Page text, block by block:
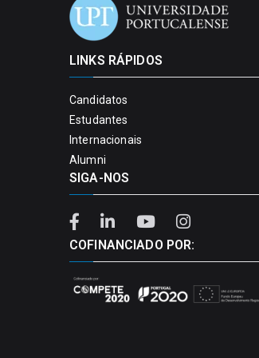
LINKS RÁPIDOS
Candidatos
Estudantes
Internacionais
Alumni
SIGA-NOS
COFINANCIADO POR: